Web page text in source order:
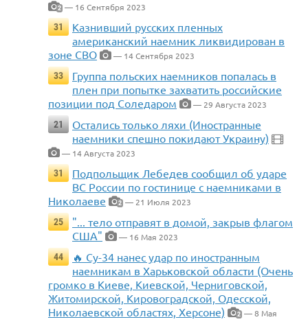
2 — 16 Сентября 2023
31
Казнивший русских пленных
американский наемник ликвидирован в
зоне СВО
— 14 Сентября 2023
33
Группа польских наемников попалась в
плен при попытке захватить российские
позиции под Соледаром
— 29 Августа 2023
21
Остались только ляхи (Иностранные
наемники спешно покидают Украину)
— 14 Августа 2023
31
Подпольщик Лебедев сообщил об ударе
ВС России по гостинице с наемниками в
Николаеве
2 — 21 Июля 2023
25
"... тело отправят в домой, закрыв флагом
США"
— 16 Мая 2023
44
🔥 Су-34 нанес удар по иностранным
наемникам в Харьковской области (Очень
громко в Киеве, Киевской, Черниговской,
Житомирской, Кировоградской, Одесской,
Николаевской областях, Херсоне)
2 — 8 Мая